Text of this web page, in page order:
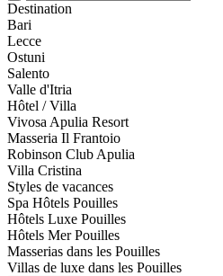
Destination
Bari
Lecce
Ostuni
Salento
Valle d'Itria
Hôtel / Villa
Vivosa Apulia Resort
Masseria Il Frantoio
Robinson Club Apulia
Villa Cristina
Styles de vacances
Spa Hôtels Pouilles
Hôtels Luxe Pouilles
Hôtels Mer Pouilles
Masserias dans les Pouilles
Villas de luxe dans les Pouilles